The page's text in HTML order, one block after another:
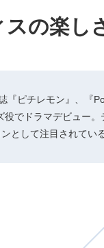
の楽し
『ピチレモン』、『
役でドラマデビュー
として注目されている